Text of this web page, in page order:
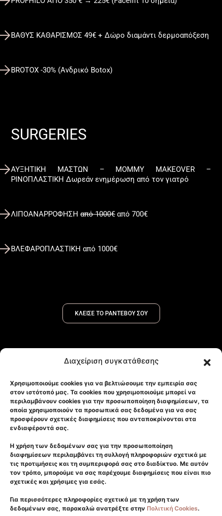
Διαχείριση συγκατάθεσης
Χρησιμοποιούμε cookies για να βελτιώσουμε την εμπειρία σας
στον ιστότοπό μας. Τα cookies που χρησιμοποιούμε μπορεί να
περιλαμβάνουν cookies για την προσωποποίηση διαφημίσεων, τα
οποία χρησιμοποιούν τα προσωπικά σας δεδομένα για να σας
προσφέρουν σχετικές διαφημίσεις που ανταποκρίνονται στα
ενδιαφέροντά σας.
Η χρήση των δεδομένων σας για την προσωποποίηση
διαφημίσεων περιλαμβάνει τη συλλογή πληροφοριών σχετικά με
τις προτιμήσεις και τη συμπεριφορά σας στο διαδίκτυο. Με αυτόν
τον τρόπο, μπορούμε να σας παρέχουμε διαφημίσεις που είναι πιο
σχετικές και χρήσιμες για εσάς.
Για περισσότερες πληροφορίες σχετικά με τη χρήση των
δεδομένων σας, παρακαλώ ανατρέξτε στην Πολιτική Cookies.
ΒΑΘΥΣ ΚΑΘΑΡΙΣΜΟΣ 49€ + Δώρο διαμάντι δερμοαπόξεση
BROTOX -30% (Ανδρικό Botox)
SURGERIES
ΑΥΞΗΤΙΚΗ ΜΑΣΤΩΝ – MOMMY MAKEOVER –
ΡΙΝΟΠΛΑΣΤΙΚΗ Δωρεάν ενημέρωση από τον γιατρό
ΛΙΠΟΑΝΑΡΡΟΦΗΣΗαπό 1000€από 700€
ΒΛΕΦΑΡΟΠΛΑΣΤΙΚΗ από 1000€
ΚΛΕΙΣΕ ΤΟ ΡΑΝΤΕΒΟΥ ΣΟΥ
Αρχική
Κλινική
Επικοινωνία
Πρόσωπο
Σώμα
Laser
Δερματολογικά